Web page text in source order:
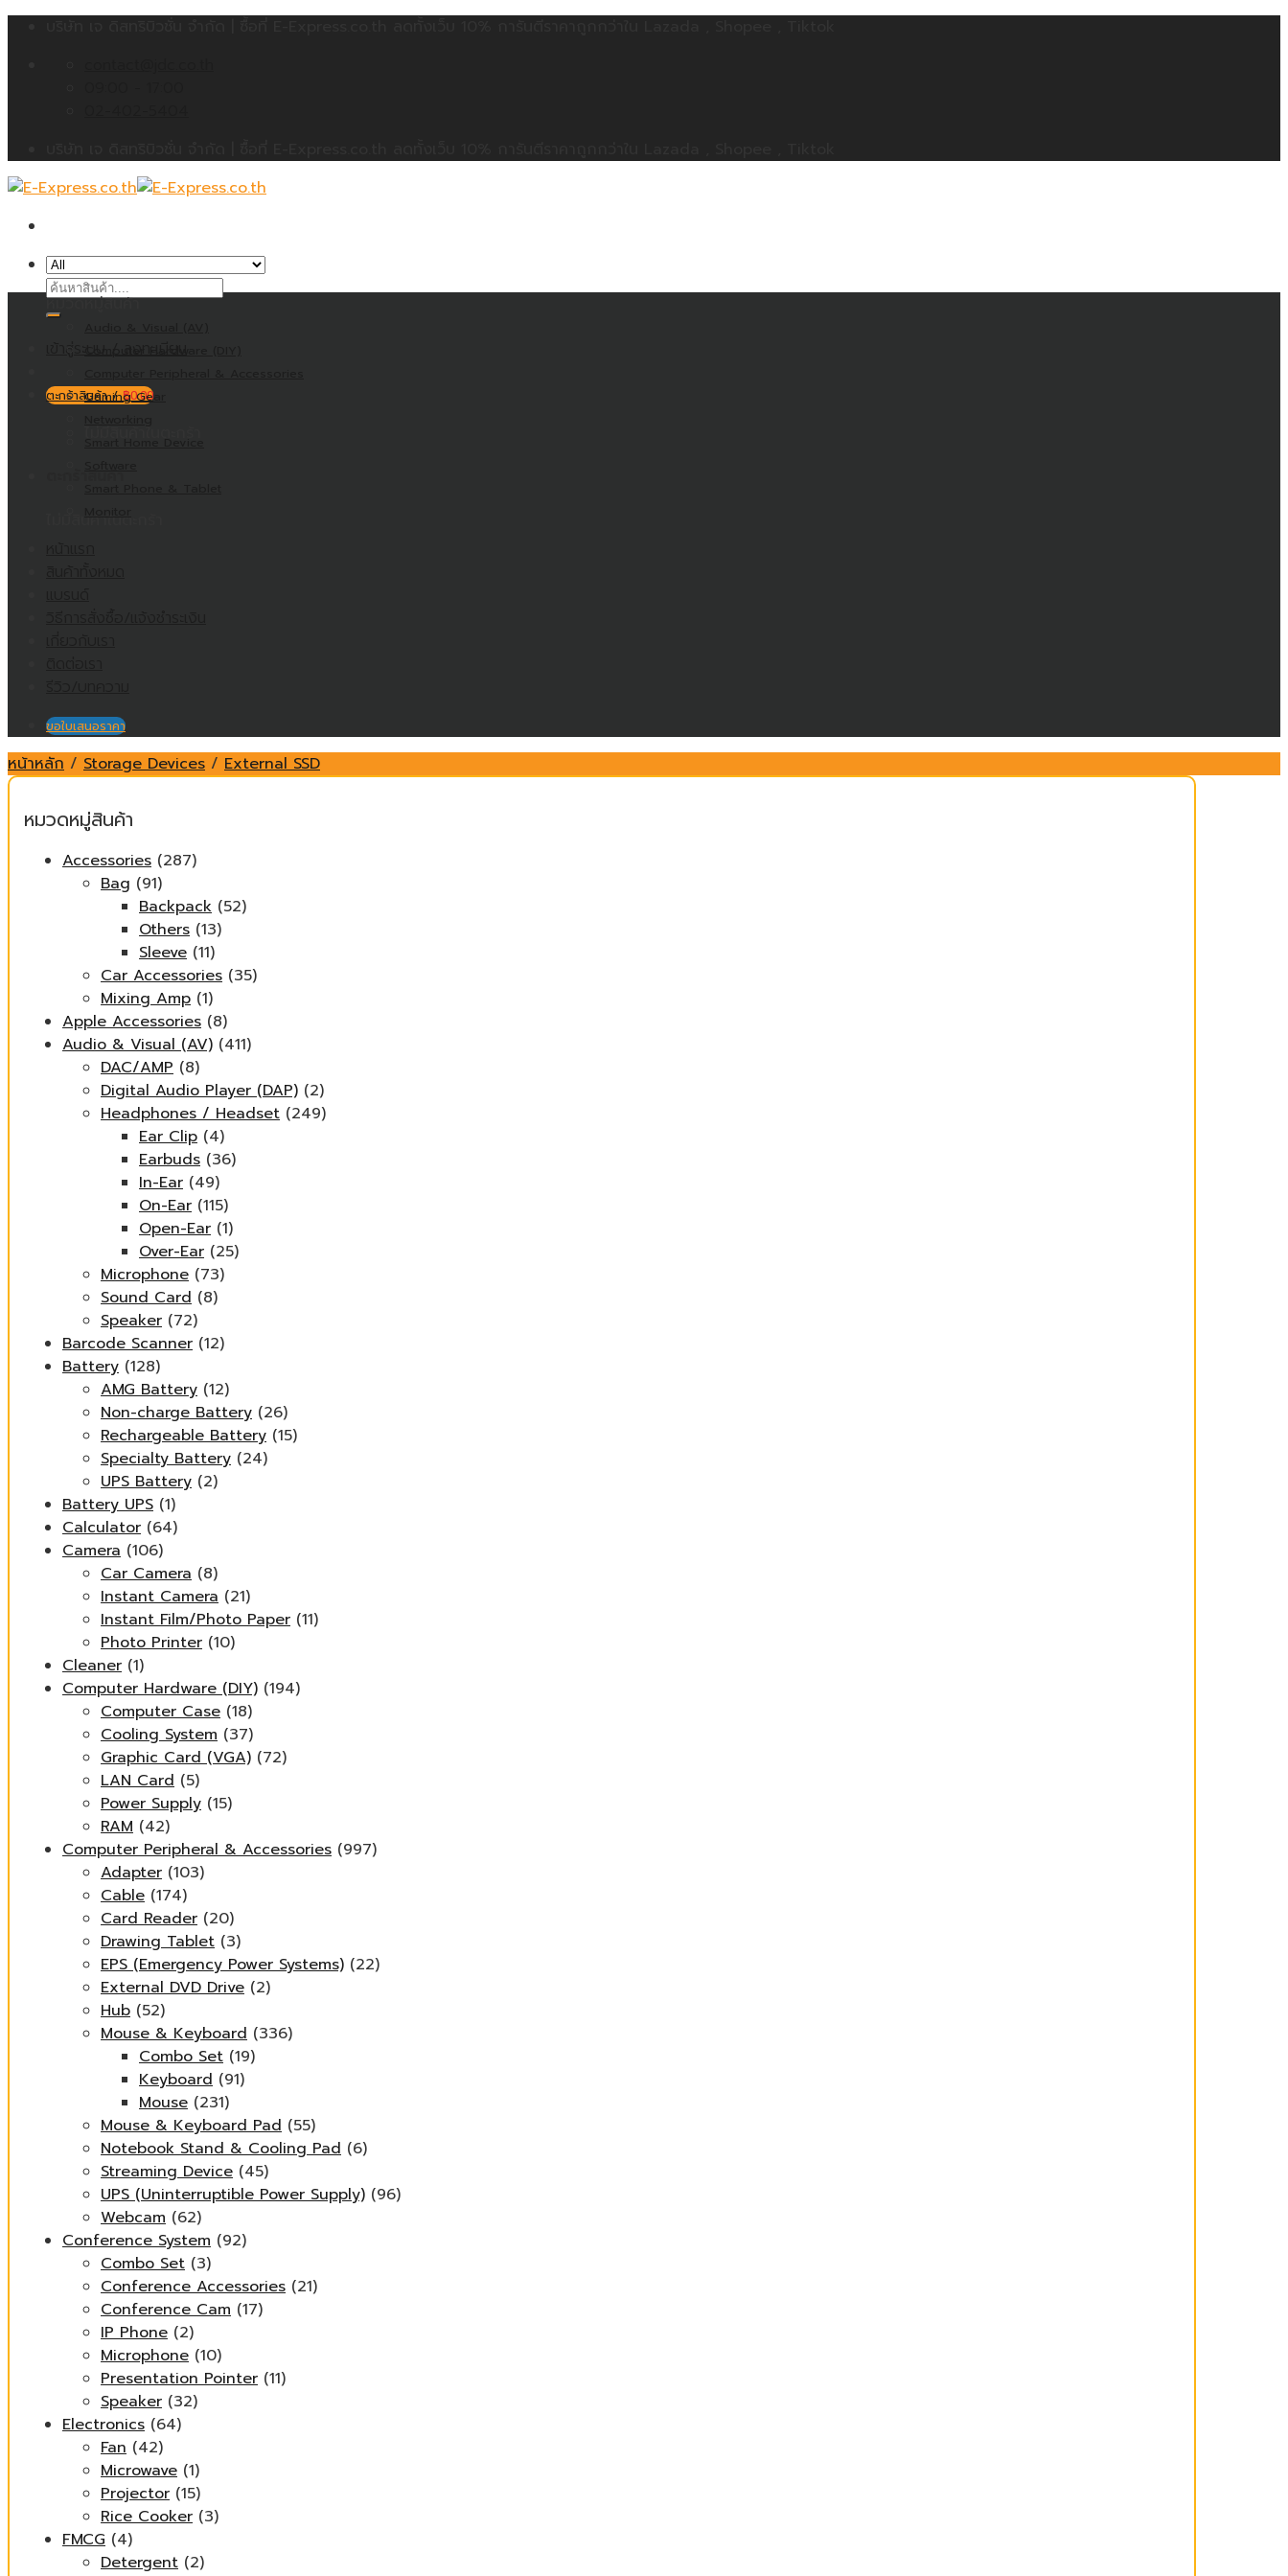
ค้นหา:
ตะกร้าสินค้า /฿0.00
หมวดหมู่สินค้า
Gaming Gear
Smart Home Device
ขอใบเสนอราคา
หน้าหลัก / Storage Devices / External SSD
หมวดหมู่สินค้า
Accessories (287)
Bag (91)
Backpack (52)
Others (13)
Sleeve (11)
Car Accessories (35)
Mixing Amp (1)
Apple Accessories (8)
Audio & Visual (AV) (411)
DAC/AMP (8)
Digital Audio Player (DAP) (2)
Headphones / Headset (249)
Ear Clip (4)
Earbuds (36)
In-Ear (49)
On-Ear (115)
Open-Ear (1)
Over-Ear (25)
Microphone (73)
Sound Card (8)
Speaker (72)
Barcode Scanner (12)
Battery (128)
AMG Battery (12)
Non-charge Battery (26)
Rechargeable Battery (15)
Specialty Battery (24)
UPS Battery (2)
Battery UPS (1)
Calculator (64)
Camera (106)
Car Camera (8)
Instant Camera (21)
Instant Film/Photo Paper (11)
Photo Printer (10)
Cleaner (1)
Computer Hardware (DIY) (194)
Computer Case (18)
Cooling System (37)
Graphic Card (VGA) (72)
LAN Card (5)
Power Supply (15)
RAM (42)
Computer Peripheral & Accessories (997)
Adapter (103)
Cable (174)
Card Reader (20)
Drawing Tablet (3)
EPS (Emergency Power Systems) (22)
External DVD Drive (2)
Hub (52)
Mouse & Keyboard (336)
Combo Set (19)
Keyboard (91)
Mouse (231)
Mouse & Keyboard Pad (55)
Notebook Stand & Cooling Pad (6)
Streaming Device (45)
UPS (Uninterruptible Power Supply) (96)
Webcam (62)
Conference System (92)
Combo Set (3)
Conference Accessories (21)
Conference Cam (17)
IP Phone (2)
Microphone (10)
Presentation Pointer (11)
Speaker (32)
Electronics (64)
Fan (42)
Microwave (1)
Projector (15)
Rice Cooker (3)
FMCG (4)
Detergent (2)